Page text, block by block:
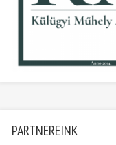
PARTNEREINK